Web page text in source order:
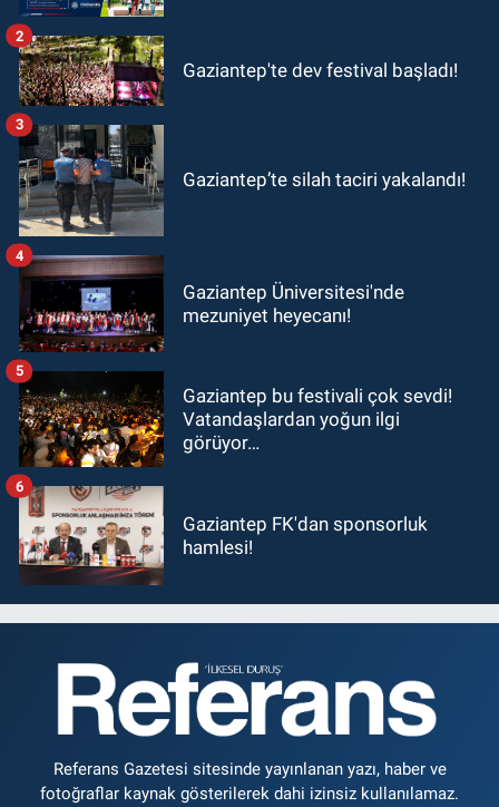
Gaziantep'te dev festival başladı!
2
Gaziantep’te silah taciri yakalandı!
3
Gaziantep Üniversitesi'nde
mezuniyet heyecanı!
4
Gaziantep bu festivali çok sevdi!
Vatandaşlardan yoğun ilgi
görüyor…
5
Gaziantep FK'dan sponsorluk
hamlesi!
6
Referans Gazetesi sitesinde yayınlanan yazı, haber ve
fotoğraflar kaynak gösterilerek dahi izinsiz kullanılamaz.